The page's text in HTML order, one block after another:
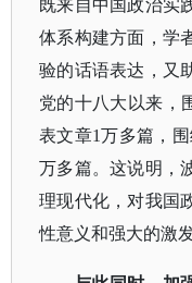
既来自中国政治实
体系构建方面，学
验的话语表达，又
党的十八大以来，
表文章1万多篇，
万多篇。这说明，
理现代化，对我国
性意义和强大的激